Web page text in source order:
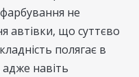
не
автівки, що суттєво
полягає в
адже навіть